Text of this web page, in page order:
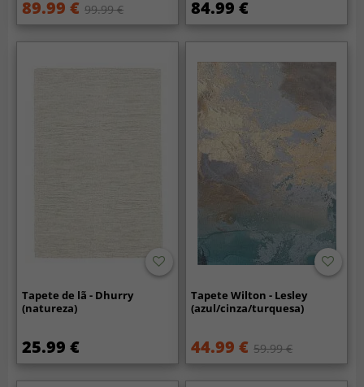
89.99 € 99.99 € 84.99 €
Tapete de lã - Dhurry
(natureza)
25.99 €
Tapete Wilton - Lesley
(azul/cinza/turquesa)
44.99 € 59.99 €